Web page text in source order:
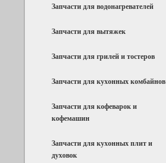
Запчасти для водонагревателей
Запчасти для вытяжек
Запчасти для грилей и тостеров
Запчасти для кухонных комбайнов
Запчасти для кофеварок и
кофемашин
Запчасти для кухонных плит и
духовок